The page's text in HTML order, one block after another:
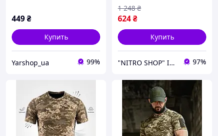
449₴
Купить
Yarshop_ua 99%
армейская дышащая
футболка пиксель L
624₴
1 248 ₴
Купить
"NITRO SHOP" Інтернет магазин 97%